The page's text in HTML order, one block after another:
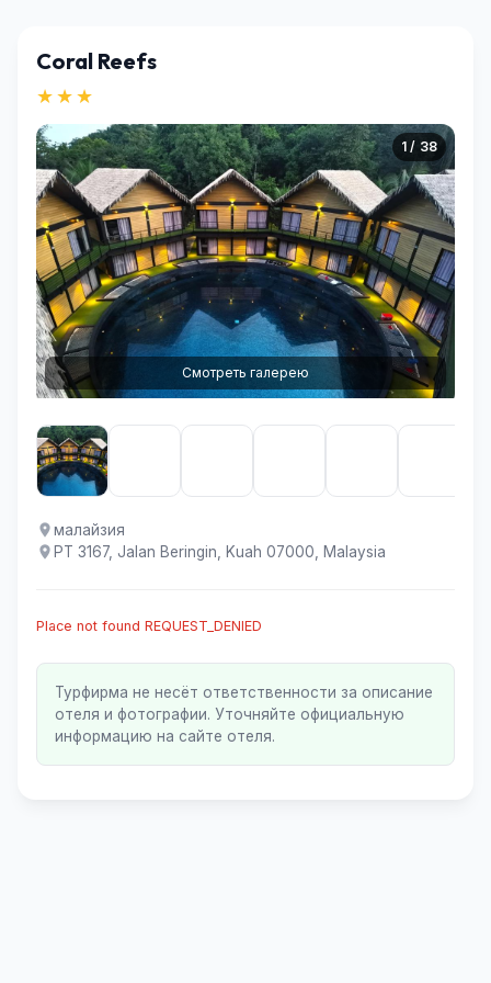
Coral Reefs
★★★
1 / 38
Смотреть галерею
малайзия
PT 3167, Jalan Beringin, Kuah 07000, Malaysia
Place not found REQUEST_DENIED
Турфирма не несёт ответственности за описание
отеля и фотографии. Уточняйте официальную
информацию на сайте отеля.